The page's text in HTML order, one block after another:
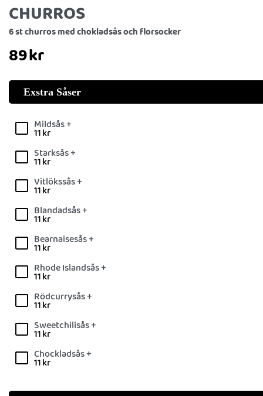
CHURROS
6 st churros med chokladsås och florsocker
89kr
Exstra Såser
Mildsås +
11kr
Starksås +
11kr
Vitlökssås +
11kr
Blandadsås +
11kr
Bearnaisesås +
11kr
Rhode Islandsås +
11kr
Rödcurrysås +
11kr
Sweetchilisås +
11kr
Chockladsås +
11kr